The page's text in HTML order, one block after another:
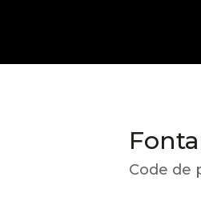
Code de